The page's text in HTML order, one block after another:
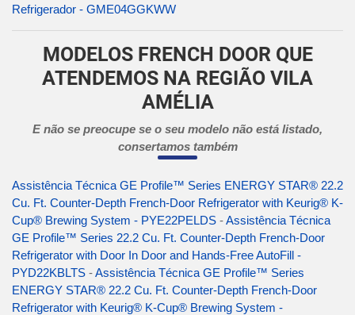
Refrigerador - GME04GGKWW
MODELOS FRENCH DOOR QUE
ATENDEMOS NA REGIÃO VILA
AMÉLIA
E não se preocupe se o seu modelo não está listado,
consertamos também
Assistência Técnica GE Profile™ Series ENERGY STAR® 22.2
Cu. Ft. Counter-Depth French-Door Refrigerator with Keurig® K-
Cup® Brewing System - PYE22PELDS -Assistência Técnica
GE Profile™ Series 22.2 Cu. Ft. Counter-Depth French-Door
Refrigerator with Door In Door and Hands-Free AutoFill -
PYD22KBLTS -Assistência Técnica GE Profile™ Series
ENERGY STAR® 22.2 Cu. Ft. Counter-Depth French-Door
Refrigerator with Keurig® K-Cup® Brewing System -